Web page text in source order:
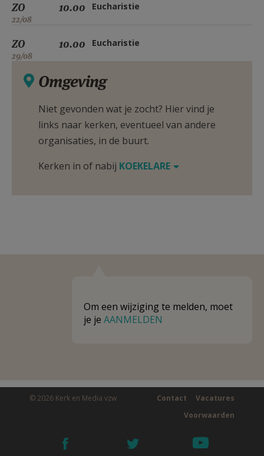
ZO
22/08
10.00 Eucharistie
ZO
29/08
10.00 Eucharistie
Omgeving
Niet gevonden wat je zocht? Hier vind je
links naar kerken, eventueel van andere
organisaties, in de buurt.
Kerken in of nabij KOEKELARE
Om een wijziging te melden, moet
je je AANMELDEN
© 2026 Kerk en Media vzw Vacatures
Contact
Voorwaarden